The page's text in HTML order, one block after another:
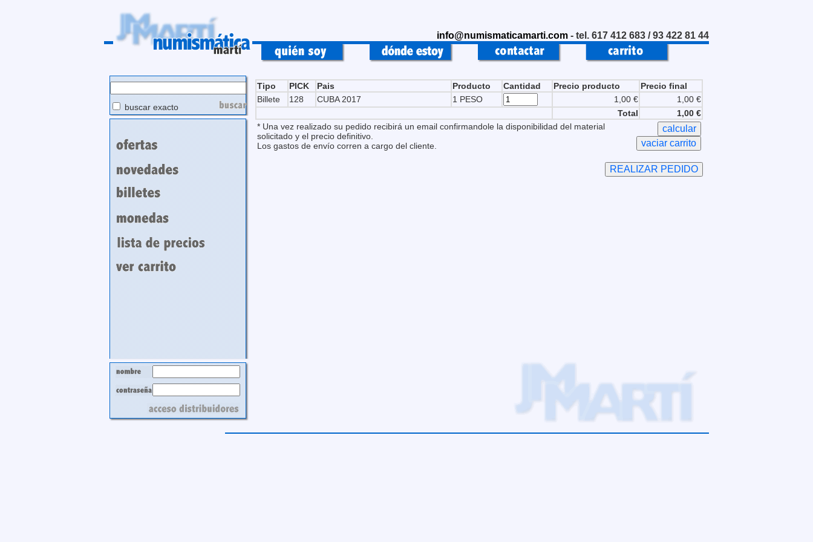
info@numismaticamarti.com - tel. 617 412 683 / 93 422 81 44
buscar exacto
Tipo PICK Pais Producto Cantidad Precio producto
Precio final
Billete
128 CUBA 2017 1 PESO 1,00 €
1,00 €
Total
1,00 €
* Una vez realizado su pedido recibirá un email confirmandole la disponibilidad del material
solicitado y el precio definitivo.
Los gastos de envío corren a cargo del cliente.